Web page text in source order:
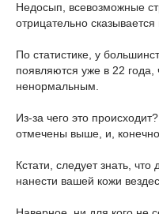
Недосып, всевозможные
отрицательно сказывается
По статистике, у
появляются уже в 22 года,
ненормальным.
Из-за чего это
отмечены выше, и, конечно
Кстати, следует знать,
нанести вашей кожи